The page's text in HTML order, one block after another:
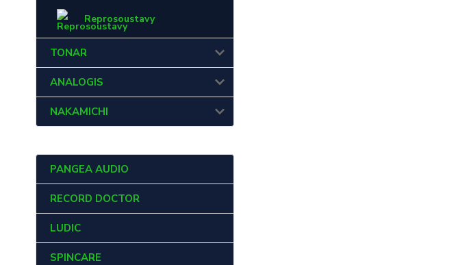
Reprosoustavy
TONAR
ANALOGIS
NAKAMICHI
PANGEA AUDIO
RECORD DOCTOR
LUDIC
SPINCARE